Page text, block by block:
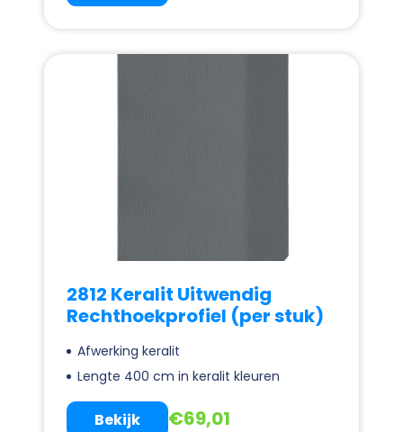
2812 Keralit Uitwendig
Rechthoekprofiel (per stuk)
Afwerking keralit
Lengte 400 cm in keralit kleuren
€69,01
Bekijk